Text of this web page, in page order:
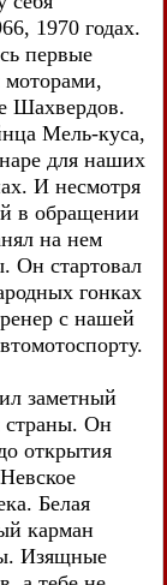
1970 годах.
первые
Шахвердов.
Мель-куса,
для наших
И несмотря
в обращении
на нем
Он стартовал
гонках
с нашей
заметный
страны. Он
открытия
Белая
карман
Изящные